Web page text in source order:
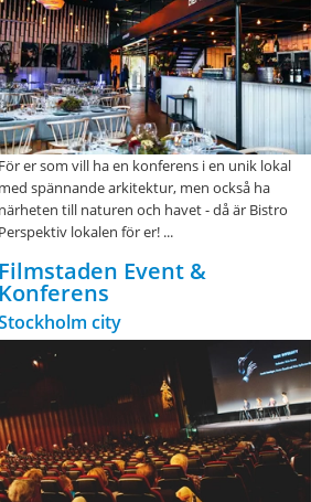
För er som vill ha en konferens i en unik lokal
med spännande arkitektur, men också ha
närheten till naturen och havet - då är Bistro
Perspektiv lokalen för er! ...
Filmstaden Event &
Konferens
city